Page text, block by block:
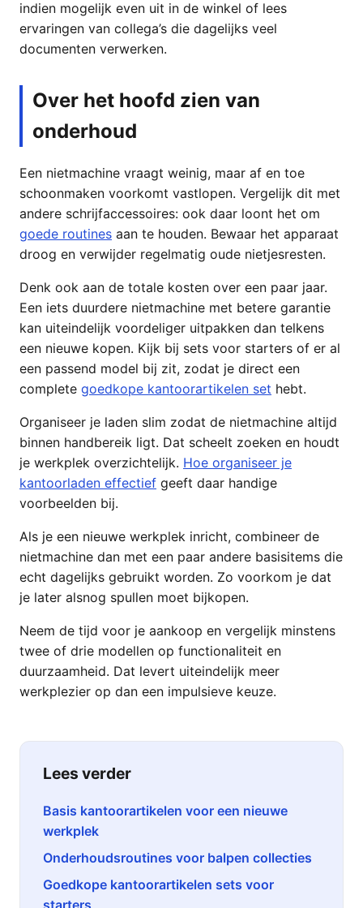
indien mogelijk even uit in de winkel of lees
ervaringen van collega’s die dagelijks veel
documenten verwerken.
Over het hoofd zien van
onderhoud
Een nietmachine vraagt weinig, maar af en toe
schoonmaken voorkomt vastlopen. Vergelijk dit met
andere schrijfaccessoires: ook daar loont het om
goede routines aan te houden. Bewaar het apparaat
droog en verwijder regelmatig oude nietjesresten.
Denk ook aan de totale kosten over een paar jaar.
Een iets duurdere nietmachine met betere garantie
kan uiteindelijk voordeliger uitpakken dan telkens
een nieuwe kopen. Kijk bij sets voor starters of er al
een passend model bij zit, zodat je direct een
complete goedkope kantoorartikelen set hebt.
Organiseer je laden slim zodat de nietmachine altijd
binnen handbereik ligt. Dat scheelt zoeken en houdt
je werkplek overzichtelijk. Hoe organiseer je
kantoorladen effectief geeft daar handige
voorbeelden bij.
Als je een nieuwe werkplek inricht, combineer de
nietmachine dan met een paar andere basisitems die
echt dagelijks gebruikt worden. Zo voorkom je dat
je later alsnog spullen moet bijkopen.
Neem de tijd voor je aankoop en vergelijk minstens
twee of drie modellen op functionaliteit en
duurzaamheid. Dat levert uiteindelijk meer
werkplezier op dan een impulsieve keuze.
Lees verder
Basis kantoorartikelen voor een nieuwe
werkplek
Onderhoudsroutines voor balpen collecties
Goedkope kantoorartikelen sets voor
starters